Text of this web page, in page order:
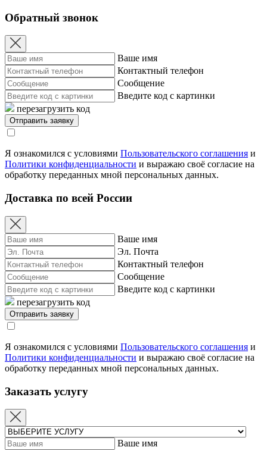
Обратный звонок
Ваше имя
Контактный телефон
Сообщение
Введите код с картинки
перезагрузить код
Я ознакомился с условиями Пользовательского соглашения и
Политики конфиденциальности и выражаю своё согласие на
обработку переданных мной персональных данных.
Доставка по всей России
Ваше имя
Эл. Почта
Контактный телефон
Сообщение
Введите код с картинки
перезагрузить код
Я ознакомился с условиями Пользовательского соглашения и
Политики конфиденциальности и выражаю своё согласие на
обработку переданных мной персональных данных.
Заказать услугу
Ваше имя